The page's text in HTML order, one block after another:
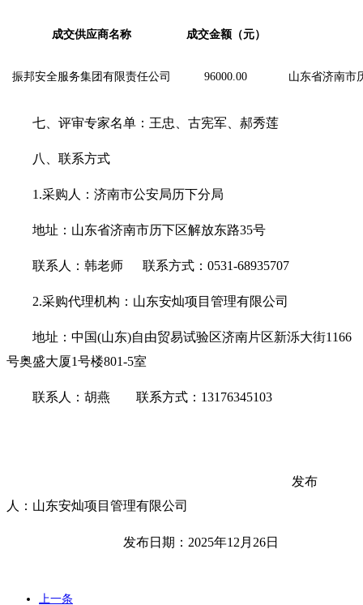
成交供应商名称 成交金额（元）
振邦安全服务集团有限责任公司 96000.00 山东省济南市
七、评审专家名单： 王忠、古宪军、郝秀莲
八、联系方式
1.采购人：济南市公安局历下分局
地址：山东省济南市历下区解放东路35号
联系人：韩老师 联系方式： 0531-68935707
2.采购代理机构：山东安灿项目管理有限公司
地址：中国(山东)自由贸易试验区济南片区新泺大街1166
号奥盛大厦1号楼801-5室
联系人：胡燕 联系方式： 13176345103
发布
人：山东安灿项目管理有限公司
发布日期： 2025年12 月 26日
上一条